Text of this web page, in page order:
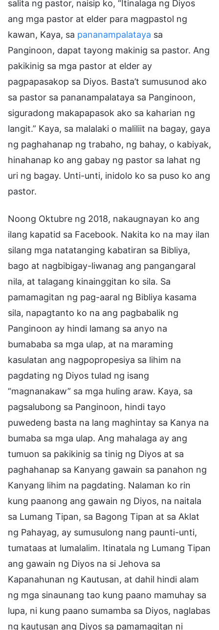
salita ng pastor, naisip ko, “Itinalaga ng Diyos
ang mga pastor at elder para magpastol ng
kawan, Kaya, sa pananampalataya sa
Panginoon, dapat tayong makinig sa pastor. Ang
pakikinig sa mga pastor at elder ay
pagpapasakop sa Diyos. Basta’t sumusunod ako
sa pastor sa pananampalataya sa Panginoon,
siguradong makapapasok ako sa kaharian ng
langit.” Kaya, sa malalaki o maliliit na bagay, gaya
ng paghahanap ng trabaho, ng bahay, o kabiyak,
hinahanap ko ang gabay ng pastor sa lahat ng
uri ng bagay. Unti-unti, inidolo ko sa puso ko ang
pastor.
Noong Oktubre ng 2018, nakaugnayan ko ang
ilang kapatid sa Facebook. Nakita ko na may ilan
silang mga natatanging kabatiran sa Bibliya,
bago at nagbibigay-liwanag ang pangangaral
nila, at talagang kinainggitan ko sila. Sa
pamamagitan ng pag-aaral ng Bibliya kasama
sila, napagtanto ko na ang pagbabalik ng
Panginoon ay hindi lamang sa anyo na
bumababa sa mga ulap, at na maraming
kasulatan ang nagpopropesiya sa lihim na
pagdating ng Diyos tulad ng isang
“magnanakaw” sa mga huling araw. Kaya, sa
pagsalubong sa Panginoon, hindi tayo
puwedeng basta na lang maghintay sa Kanya na
bumaba sa mga ulap. Ang mahalaga ay ang
tumuon sa pakikinig sa tinig ng Diyos at sa
paghahanap sa Kanyang gawain sa panahon ng
Kanyang lihim na pagdating. Nalaman ko rin
kung paanong ang gawain ng Diyos, na naitala
sa Lumang Tipan, sa Bagong Tipan at sa Aklat
ng Pahayag, ay sumusulong nang paunti-unti,
tumataas at lumalalim. Itinatala ng Lumang Tipan
ang gawain ng Diyos na si Jehova sa
Kapanahunan ng Kautusan, at dahil hindi alam
ng mga sinaunang tao kung paano mamuhay sa
lupa, ni kung paano sumamba sa Diyos, naglabas
ng kautusan ang Diyos sa pamamagitan ni